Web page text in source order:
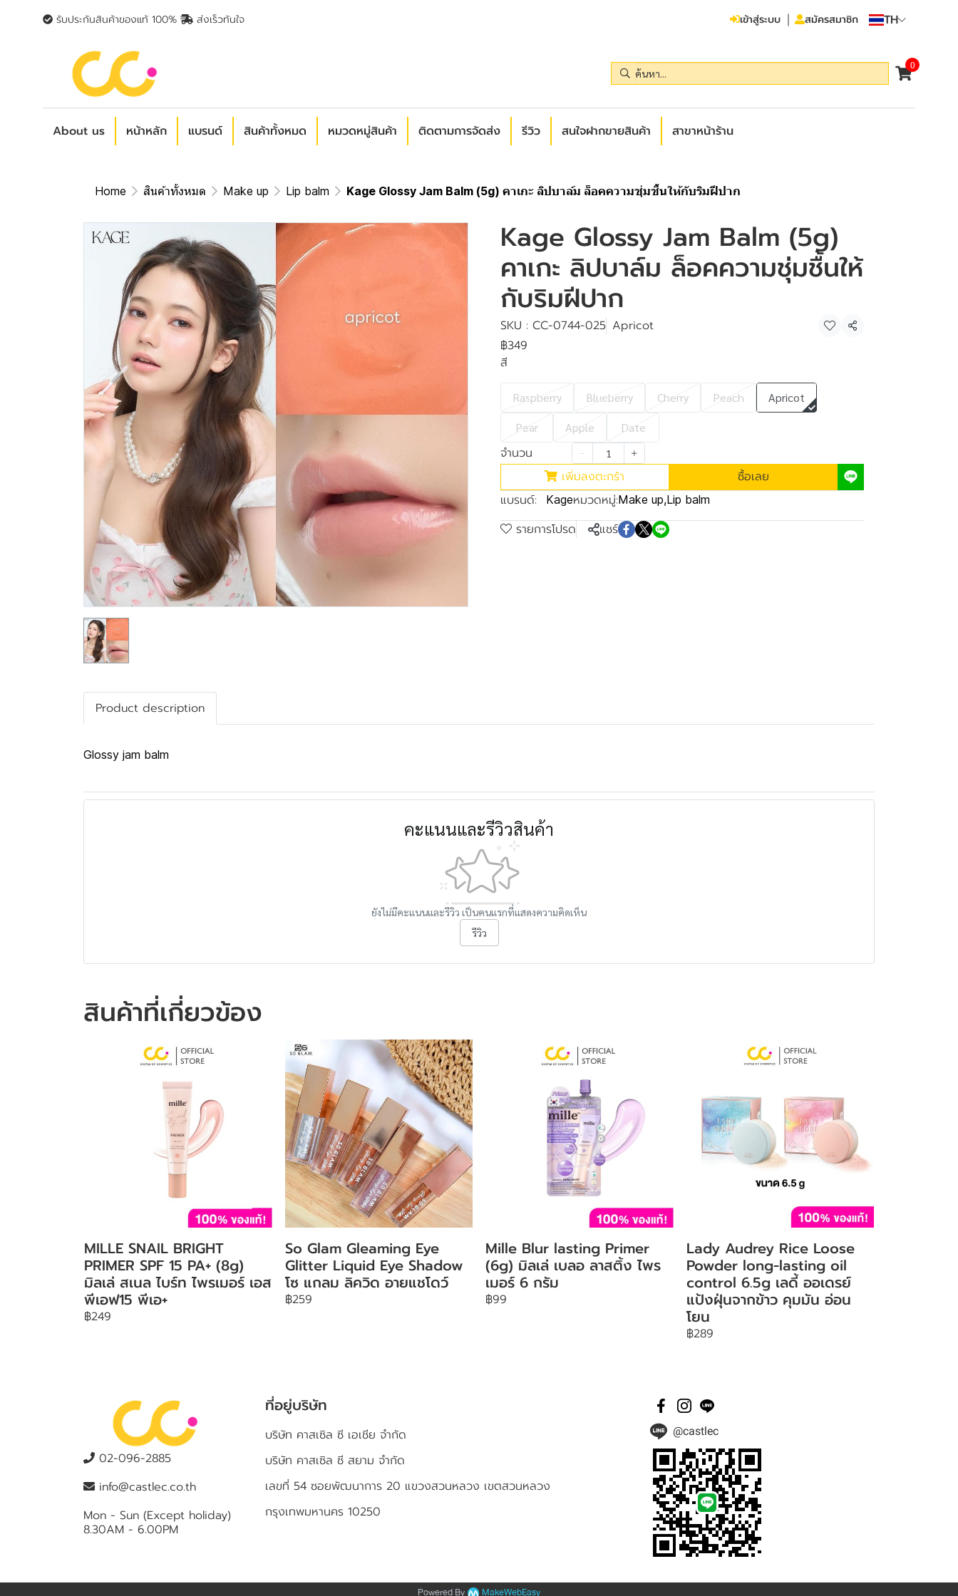
รับประกันสินค้าของแท้ 100% ส่งเร็วทันใจ เข้าสู่ระบบ สมัครสมาชิก TH
0
About us หน้าหลัก แบรนด์ สินค้าทั้งหมด หมวดหมู่สินค้า ติดตามการจัดส่ง รีวิว สนใจฝากขายสินค้า สาขาหน้าร้าน
Home สินค้าทั้งหมด Make up Lip balm Kage Glossy Jam Balm (5g) คาเกะ ลิปบาล์ม ล็อคความชุ่มชื้นให้กับริมฝีปาก
Kage Glossy Jam Balm (5g)
คาเกะ ลิปบาล์ม ล็อคความชุ่มชื้นให้
กับริมฝีปาก
SKU : CC-0744-025 Apricot
แชร์
฿349
สี
Raspberry Blueberry Cherry Peach
Apricot
Pear
Apple Date
จำนวน
เพิ่มลงตะกร้า
ซื้อเลย
แบรนด์:
Kageหมวดหมู่:Make up,Lip balm
รายการโปรด แชร์
Product description
Glossy jam balm
คะแนนและรีวิวสินค้า
ยังไม่มีคะแนนและรีวิว เป็นคนแรกที่แสดงความคิดเห็น
รีวิว
สินค้าที่เกี่ยวข้อง
MILLE SNAIL BRIGHT
PRIMER SPF 15 PA+ (8g)
มิลเล่ สเนล ไบร์ท ไพรเมอร์ เอส
พีเอฟ15 พีเอ+
฿249
So Glam Gleaming Eye
Glitter Liquid Eye Shadow
โซ แกลม ลิควิด อายแชโดว์
฿259
Mille Blur lasting Primer
(6g) มิลเล่ เบลอ ลาสติ้ง ไพร
เมอร์ 6 กรัม
฿99
Lady Audrey Rice Loose
Powder long-lasting oil
control 6.5g เลดี้ ออเดรย์
แป้งฝุ่นจากข้าว คุมมัน อ่อน
โยน
฿289
02-096-2885
info@castlec.co.th
Mon - Sun (Except holiday)
8.30AM - 6.00PM
ที่อยู่บริษัท
บริษัท คาสเซิล ซี เอเชีย จำกัด
บริษัท คาสเซิล ซี สยาม จำกัด
เลขที่ 54 ซอยพัฒนาการ 20 แขวงสวนหลวง เขตสวนหลวง
กรุงเทพมหานคร 10250
@castlec
Powered By MakeWebEasy